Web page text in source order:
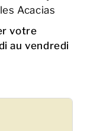
votre
au vendredi
Acacias